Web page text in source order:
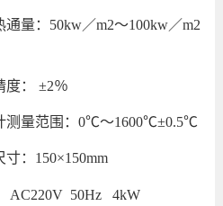
量： 50kw／m2～100kw／m2
度： ±2％
量范围： 0℃～1600℃±0.5℃
： 150×150mm
AC220V 50Hz 4kW